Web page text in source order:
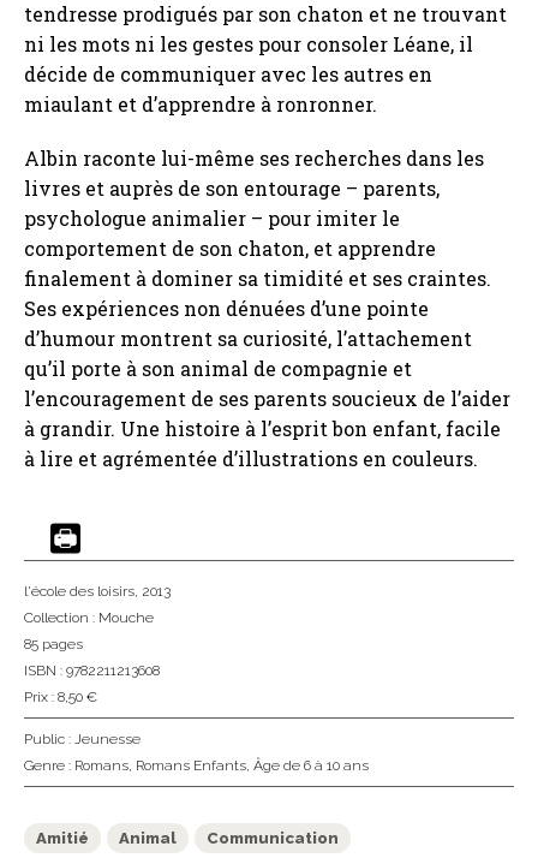
tendresse prodigués par son chaton et ne trouvant
ni les mots ni les gestes pour consoler Léane, il
décide de communiquer avec les autres en
miaulant et d’apprendre à ronronner.
Albin raconte lui-même ses recherches dans les
livres et auprès de son entourage – parents,
psychologue animalier – pour imiter le
comportement de son chaton, et apprendre
finalement à dominer sa timidité et ses craintes.
Ses expériences non dénuées d’une pointe
d’humour montrent sa curiosité, l’attachement
qu’il porte à son animal de compagnie et
l’encouragement de ses parents soucieux de l’aider
à grandir. Une histoire à l’esprit bon enfant, facile
à lire et agrémentée d’illustrations en couleurs.
l'école des loisirs, 2013
Collection : Mouche
85 pages
ISBN : 9782211213608
Prix : 8,50 €
Public : Jeunesse
Genre : Romans, Romans Enfants, Âge de 6 à 10 ans
Amitié Animal Communication